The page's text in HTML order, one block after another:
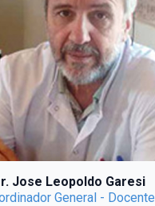
Jose Leopoldo Garesi
General - Docente